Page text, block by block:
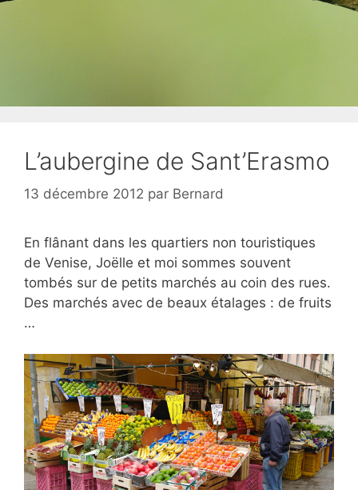
L’aubergine de Sant’Erasmo
13 décembre 2012 par Bernard
En flânant dans les quartiers non touristiques
de Venise, Joëlle et moi sommes souvent
tombés sur de petits marchés au coin des rues.
Des marchés avec de beaux étalages : de fruits
…